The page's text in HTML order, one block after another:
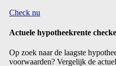
Check nu
Actuele hypotheekrente
Op zoek naar de laagste
voorwaarden? Vergelijk de